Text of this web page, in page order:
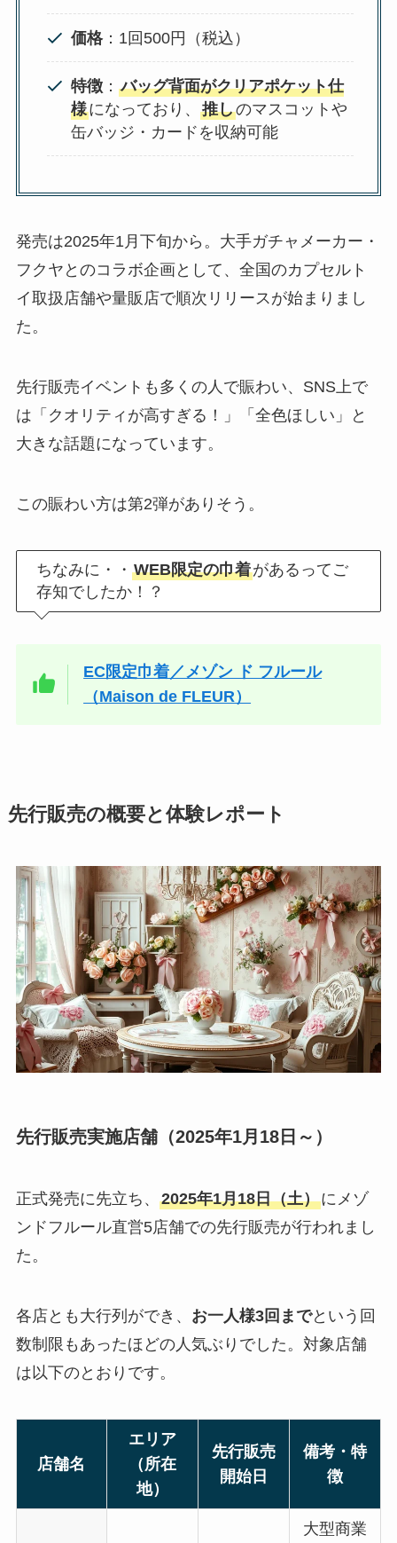
価格：1回500円（税込）
特徴 ：バッグ背面がクリアポケット仕
様になっており、推しのマスコットや
缶バッジ・カードを収納可能
発売は2025年1月下旬から。大手ガチャメーカー・
フクヤとのコラボ企画として、全国のカプセルト
イ取扱店舗や量販店で順次リリースが始まりまし
た。
先行販売イベントも多くの人で賑わい、SNS上で
は「クオリティが高すぎる！」「全色ほしい」と
大きな話題になっています。
この賑わい方は第2弾がありそう。
ちなみに・・WEB限定の巾着があるってご
存知でしたか！？
EC限定巾着／メゾン ド フルール
（Maison de FLEUR）
先行販売の概要と体験レポート
先行販売実施店舗（2025年1月18日～）
正式発売に先立ち、 2025年1月18日（土）にメゾ
ンドフルール直営5店舗での先行販売が行われまし
た。
各店とも大行列ができ、 お一人様3回までという回
数制限もあったほどの人気ぶりでした。対象店舗
は以下のとおりです。
店舗名
エリア
（所在
地）
先行販売
開始日
備考・特
徴
大型商業